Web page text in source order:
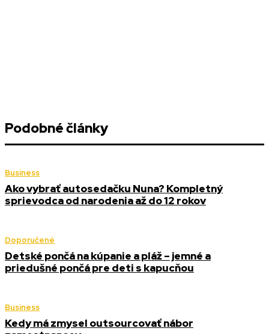
Podobné články
Business
Ako vybrať autosedačku Nuna? Kompletný
sprievodca od narodenia až do 12 rokov
Doporučené
Detské pončá na kúpanie a pláž – jemné a
priedušné pončá pre deti s kapucňou
Business
Kedy má zmysel outsourcovať nábor